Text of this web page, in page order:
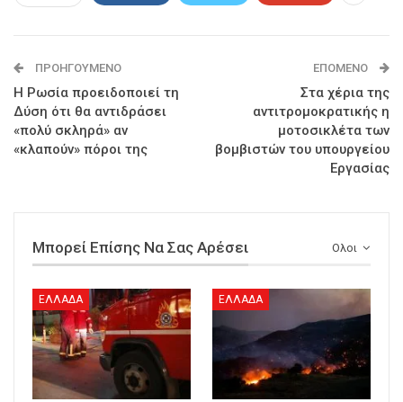
ΠΡΟΗΓΟΎΜΕΝΟ
Η Ρωσία προειδοποιεί τη
Δύση ότι θα αντιδράσει
«πολύ σκληρά» αν
«κλαπούν» πόροι της
ΕΠΌΜΕΝΟ
Στα χέρια της
αντιτρομοκρατικής η
μοτοσικλέτα των
βομβιστών του υπουργείου
Εργασίας
Ολοι
Μπορεί Επίσης Να Σας Αρέσει
ΕΛΛΑΔΑ ΕΛΛΑΔΑ